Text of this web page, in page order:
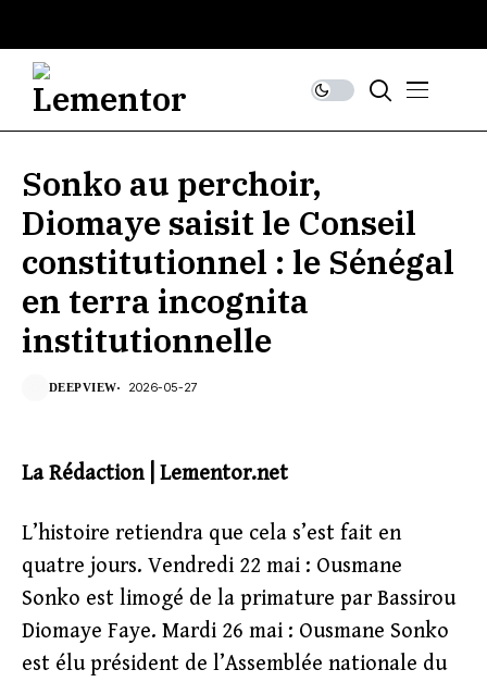
Sonko au perchoir,
Diomaye saisit le Conseil
constitutionnel : le Sénégal
en terra incognita
institutionnelle
DEEPVIEW 2026-05-27
La Rédaction | Lementor.net
L’histoire retiendra que cela s’est fait en
quatre jours. Vendredi 22 mai : Ousmane
Sonko est limogé de la primature par Bassirou
Diomaye Faye. Mardi 26 mai : Ousmane Sonko
est élu président de l’Assemblée nationale du